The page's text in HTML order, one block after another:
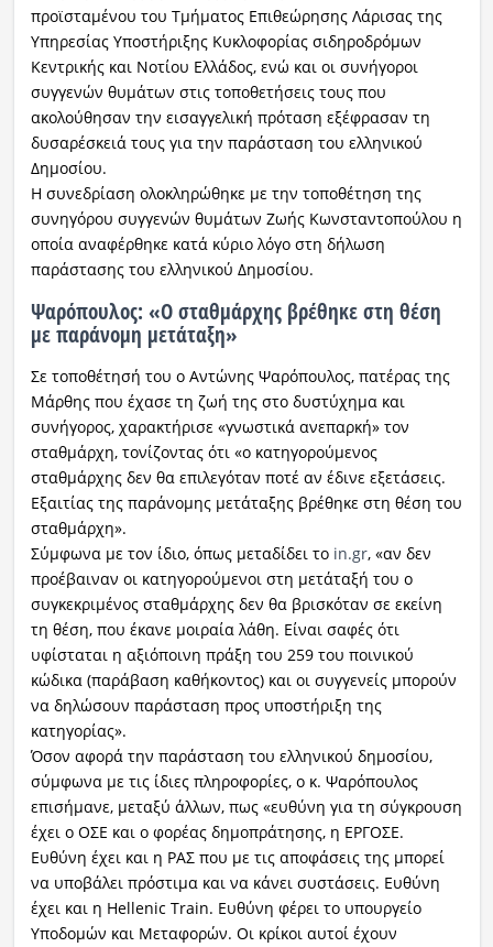
προϊσταμένου του Τμήματος Επιθεώρησης Λάρισας της
Υπηρεσίας Υποστήριξης Κυκλοφορίας σιδηροδρόμων
Κεντρικής και Νοτίου Ελλάδος, ενώ και οι συνήγοροι
συγγενών θυμάτων στις τοποθετήσεις τους που
ακολούθησαν την εισαγγελική πρόταση εξέφρασαν τη
δυσαρέσκειά τους για την παράσταση του ελληνικού
Δημοσίου.
Η συνεδρίαση ολοκληρώθηκε με την τοποθέτηση της
συνηγόρου συγγενών θυμάτων Ζωής Κωνσταντοπούλου η
οποία αναφέρθηκε κατά κύριο λόγο στη δήλωση
παράστασης του ελληνικού Δημοσίου.
Ψαρόπουλος: «Ο σταθμάρχης βρέθηκε στη θέση
με παράνομη μετάταξη»
Σε τοποθέτησή του ο Αντώνης Ψαρόπουλος, πατέρας της
Μάρθης που έχασε τη ζωή της στο δυστύχημα και
συνήγορος, χαρακτήρισε «γνωστικά ανεπαρκή» τον
σταθμάρχη, τονίζοντας ότι «ο κατηγορούμενος
σταθμάρχης δεν θα επιλεγόταν ποτέ αν έδινε εξετάσεις.
Εξαιτίας της παράνομης μετάταξης βρέθηκε στη θέση του
σταθμάρχη».
Σύμφωνα με τον ίδιο, όπως μεταδίδει το in.gr, «αν δεν
προέβαιναν οι κατηγορούμενοι στη μετάταξή του ο
συγκεκριμένος σταθμάρχης δεν θα βρισκόταν σε εκείνη
τη θέση, που έκανε μοιραία λάθη. Είναι σαφές ότι
υφίσταται η αξιόποινη πράξη του 259 του ποινικού
κώδικα (παράβαση καθήκοντος) και οι συγγενείς μπορούν
να δηλώσουν παράσταση προς υποστήριξη της
κατηγορίας».
Όσον αφορά την παράσταση του ελληνικού δημοσίου,
σύμφωνα με τις ίδιες πληροφορίες, ο κ. Ψαρόπουλος
επισήμανε, μεταξύ άλλων, πως «ευθύνη για τη σύγκρουση
έχει ο ΟΣΕ και ο φορέας δημοπράτησης, η ΕΡΓΟΣΕ.
Ευθύνη έχει και η ΡΑΣ που με τις αποφάσεις της μπορεί
να υποβάλει πρόστιμα και να κάνει συστάσεις. Ευθύνη
έχει και η Hellenic Train. Ευθύνη φέρει το υπουργείο
Υποδομών και Μεταφορών. Οι κρίκοι αυτοί έχουν